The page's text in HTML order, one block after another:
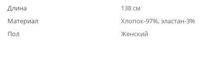
Длина
138 см
Материал
Хлопок-97%, эластан-3%
Пол
Женский